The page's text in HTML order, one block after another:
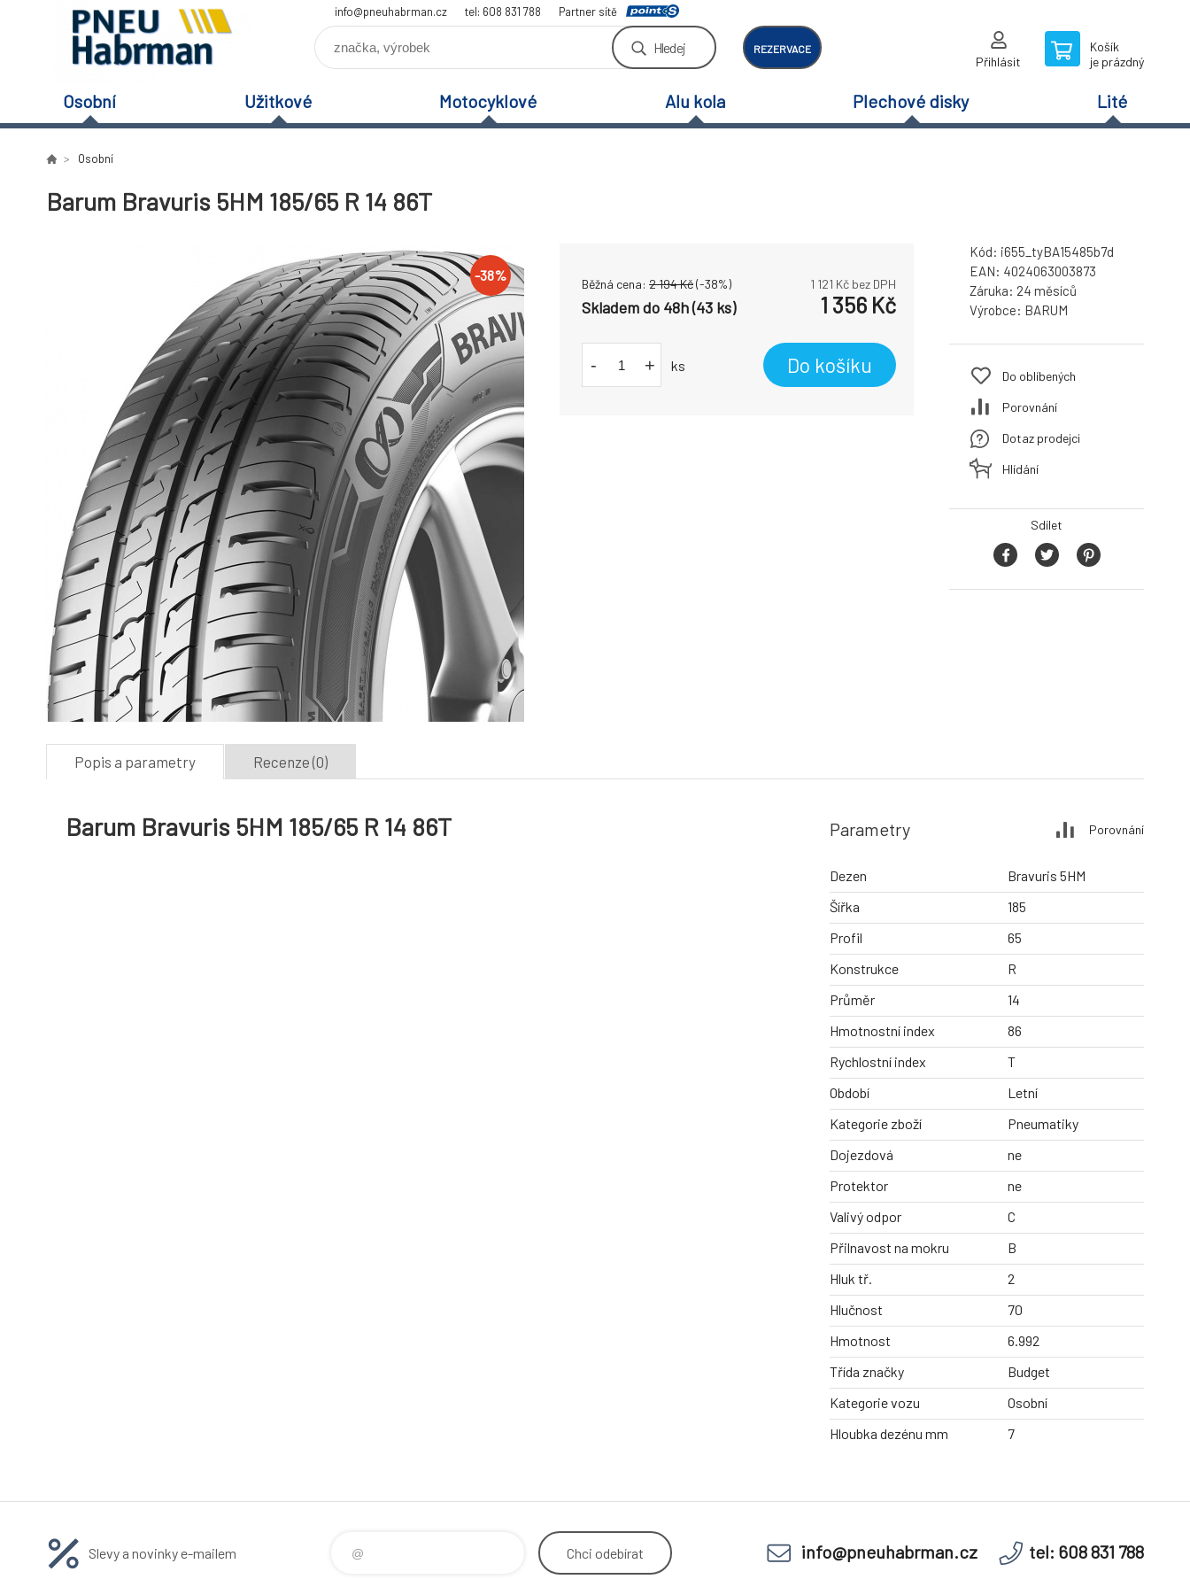
info@pneuhabrman.cz tel: 608 831 788 Partner sítě
Hledej REZERVACE
Přihlásit
Košík
je prázdný
Osobní Užitkové Motocyklové Alu kola Plechové disky Lité
Osobní
Barum Bravuris 5HM 185/65 R 14 86T
-38%
Běžná cena: 2 194Kč(-38%) 1 121 Kč bez DPH
Skladem do 48h (43 ks) 1 356 Kč
- + ks Do košíku
Kód: i655_tyBA15485b7d
EAN: 4024063003873
Záruka: 24 měsíců
Výrobce: BARUM
Do oblíbených
Porovnání
Dotaz prodejci
Hlídání
Sdílet
Popis a parametry Recenze (0)
Barum Bravuris 5HM 185/65 R 14 86T Parametry Porovnání
Dezen
Bravuris 5HM
Šířka
185
Profil
65
Konstrukce
R
Průměr
14
Hmotnostní index
86
Rychlostní index
T
Období
Letní
Kategorie zboží
Pneumatiky
Dojezdová
ne
Protektor
ne
Valivý odpor
C
Přilnavost na mokru
B
Hluk tř.
2
Hlučnost
70
Hmotnost
6.992
Třída značky
Budget
Kategorie vozu
Osobní
Hloubka dezénu mm
7
Slevy a novinky e-mailem Chci odebírat info@pneuhabrman.cz tel: 608 831 788